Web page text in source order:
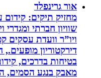
אור גרינפלד
מחזיק תיקים: קידום
שוויון חברתי ומגדרי
ויו”ר וועדת עסקים
דירקטוריון מופעים., חבר
בטיחות בדרכים, קידום
מאבק בנגע הסמים,